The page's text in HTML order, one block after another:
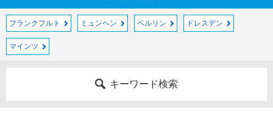
フランクフルト ミュンヘン ベルリン ドレスデン
マインツ
キーワード検索